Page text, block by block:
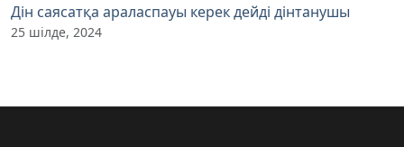
Дін саясатқа араласпауы керек дейді дінтанушы
25 шілде, 2024